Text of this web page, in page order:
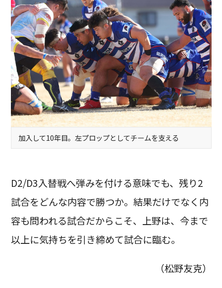
加入して10年目。左プロップとしてチームを支える
D2/D3入替戦へ弾みを付ける意味でも、残り2
試合をどんな内容で勝つか。結果だけでなく内
容も問われる試合だからこそ、上野は、今まで
以上に気持ちを引き締めて試合に臨む。
（松野友克）